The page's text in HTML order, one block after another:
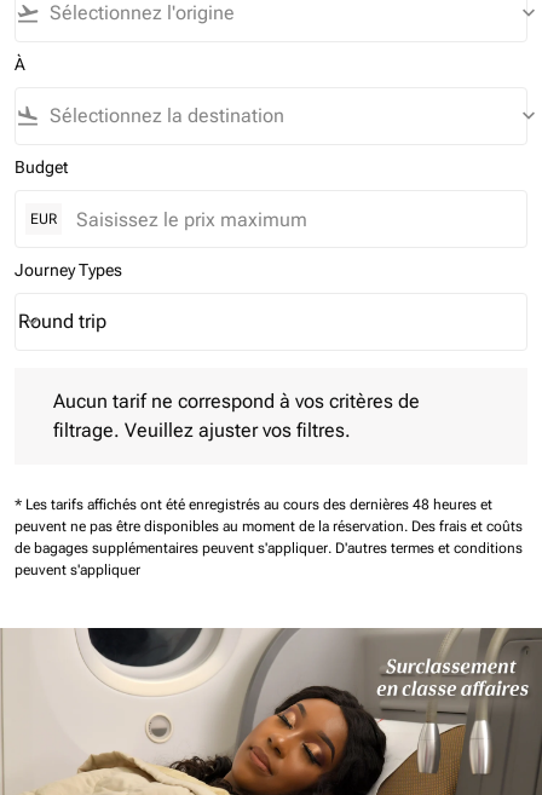
flight_takeoff keyboard_arrow_down
À
flight_land keyboard_arrow_down
Budget
EUR
Journey Types
Journey Types option Round trip Selected
Round trip
keyboard_arrow_down
Aucun tarif ne correspond à vos critères de
filtrage. Veuillez ajuster vos filtres.
* Les tarifs affichés ont été enregistrés au cours des dernières 48 heures et
peuvent ne pas être disponibles au moment de la réservation. Des frais et coûts
de bagages supplémentaires peuvent s'appliquer. D'autres termes et conditions
peuvent s'appliquer